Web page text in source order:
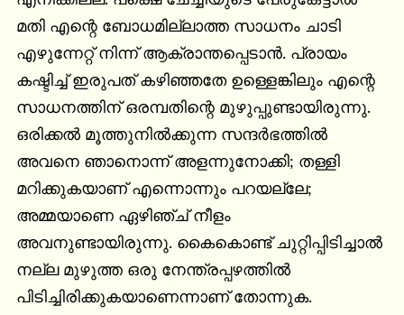
മതി എന്റെ ബോധമില്ലാത്ത സാധനം ചാടി
എഴുന്നേറ്റ് നിന്ന് ആക്രാന്തപ്പെടാന്‍. പ്രായം
കഷ്ടിച്ച് ഇരുപത് കഴിഞ്ഞതേ ഉള്ളെങ്കിലും എന്റെ
സാധനത്തിന് ഒരമ്പതിന്റെ മുഴുപ്പുണ്ടായിരുന്നു.
ഒരിക്കല്‍ മൂത്തുനില്‍ക്കുന്ന സന്ദര്‍ഭത്തില്‍
അവനെ ഞാനൊന്ന്‍ അളന്നുനോക്കി; തള്ളി
മറിക്കുകയാണ് എന്നൊന്നും പറയല്ലേ;
അമ്മയാണെ ഏഴിഞ്ച് നീളം
അവനുണ്ടായിരുന്നു. കൈകൊണ്ട് ചുറ്റിപ്പിടിച്ചാല്‍
നല്ല മുഴുത്ത ഒരു നേന്ത്രപ്പഴത്തില്‍
പിടിച്ചിരിക്കുകയാണെന്നാണ് തോന്നുക.